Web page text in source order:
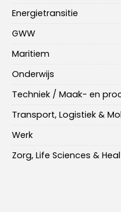
Energietransitie
GWW
Maritiem
Onderwijs
Techniek / Maak- en
Transport, Logistiek &
Werk
Zorg, Life Sciences &